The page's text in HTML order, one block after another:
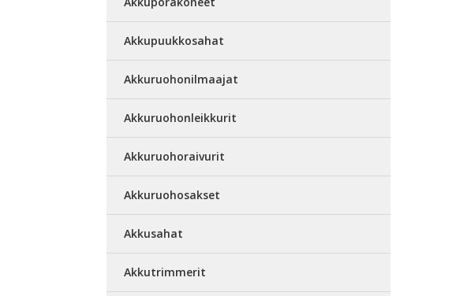
Akkupuukkosahat
Akkuruohonilmaajat
Akkuruohonleikkurit
Akkuruohoraivurit
Akkuruohosakset
Akkusahat
Akkutrimmerit